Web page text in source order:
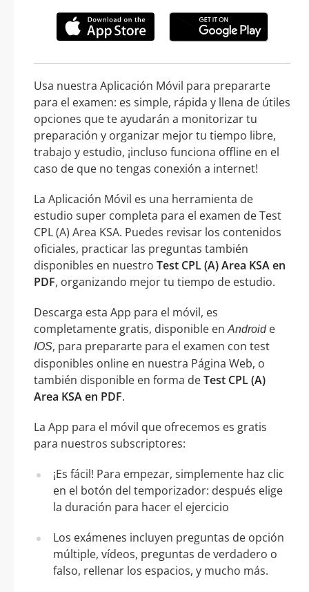
Usa nuestra Aplicación Móvil para prepararte
para el examen: es simple, rápida y llena de útiles
opciones que te ayudarán a monitorizar tu
preparación y organizar mejor tu tiempo libre,
trabajo y estudio, ¡incluso funciona offline en el
caso de que no tengas conexión a internet!
La Aplicación Móvil es una herramienta de
estudio super completa para el examen de Test
CPL (A) Area KSA. Puedes revisar los contenidos
oficiales, practicar las preguntas también
disponibles en nuestro Test CPL (A) Area KSA en
PDF, organizando mejor tu tiempo de estudio.
Descarga esta App para el móvil, es
completamente gratis, disponible enAndroide
IOS, para prepararte para el examen con test
disponibles online en nuestra Página Web, o
también disponible en forma deTest CPL (A)
Area KSA en PDF.
La App para el móvil que ofrecemos es gratis
para nuestros subscriptores:
¡Es fácil! Para empezar, simplemente haz clic
en el botón del temporizador: después elige
la duración para hacer el ejercicio
Los exámenes incluyen preguntas de opción
múltiple, vídeos, preguntas de verdadero o
falso, rellenar los espacios, y mucho más.